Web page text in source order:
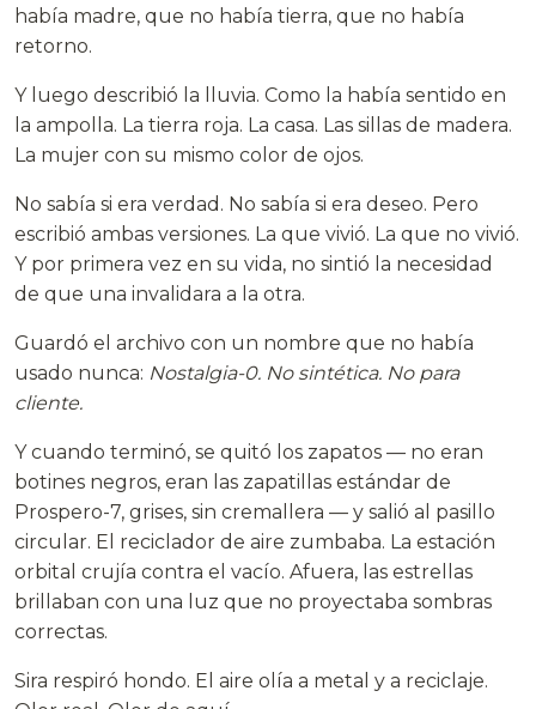
había madre, que no había tierra, que no había
retorno.
Y luego describió la lluvia. Como la había sentido en
la ampolla. La tierra roja. La casa. Las sillas de madera.
La mujer con su mismo color de ojos.
No sabía si era verdad. No sabía si era deseo. Pero
escribió ambas versiones. La que vivió. La que no vivió.
Y por primera vez en su vida, no sintió la necesidad
de que una invalidara a la otra.
Guardó el archivo con un nombre que no había
usado nunca: Nostalgia-0. No sintética. No para
cliente.
Y cuando terminó, se quitó los zapatos — no eran
botines negros, eran las zapatillas estándar de
Prospero-7, grises, sin cremallera — y salió al pasillo
circular. El reciclador de aire zumbaba. La estación
orbital crujía contra el vacío. Afuera, las estrellas
brillaban con una luz que no proyectaba sombras
correctas.
Sira respiró hondo. El aire olía a metal y a reciclaje.